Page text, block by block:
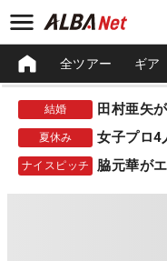
全ツアー ギア
結婚 田村亜矢
夏休み 女子プロ4
ナイスピッチ 脇元華が